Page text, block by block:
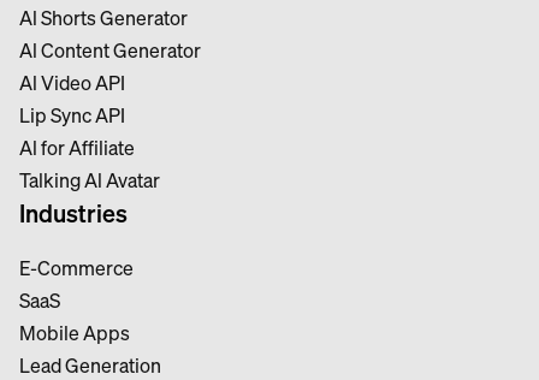
Al Shorts Generator
Al Content Generator
Al Video API
Lip Sync API
Al for Affiliate
Talking Al Avatar
Industries
E-Commerce
SaaS
Mobile Apps
Lead Generation